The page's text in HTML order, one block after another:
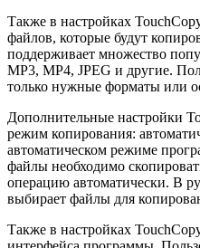
Также в настройках
файлов, которые будут
поддерживает множество
MP3, MP4, JPEG и другие.
только нужные форматы или
Дополнительные настройки
режим копирования:
автоматическом режиме
файлы необходимо
операцию автоматически. В
выбирает файлы для
Также в настройках